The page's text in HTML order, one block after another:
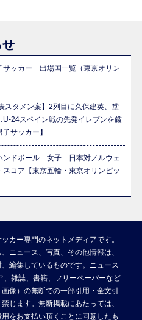
せ
ッカー 出場国一覧（東京オリン
スタメン案】2列目に久保建英、堂
24スペイン戦の先発イレブンを厳
サッカー】
ンドボール 女子 日本対ノルウェ
コア【東京五輪・東京オリンピッ
カー専門のネットメディアです。
ニュース、写真、その他情報は、
編集しているものです。ニュース
雑誌、書籍、フリーペーパーなど
像）の無断での一部引用・全文引
じます。無断掲載にあたっては、
をお支払い頂くことに同意したも